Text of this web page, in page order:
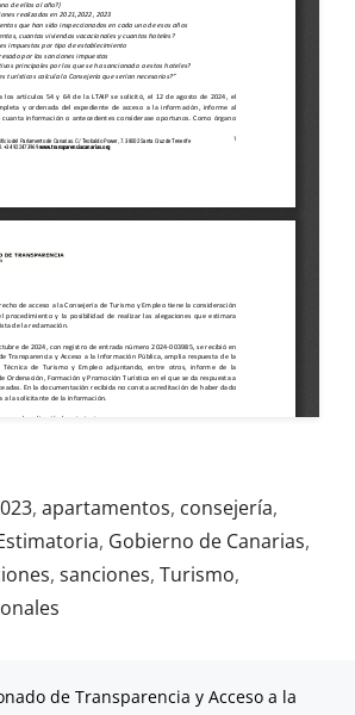
, apartamentos, consejería,
, Gobierno de Canarias,
, sanciones, Turismo,
de Transparencia y Acceso a la